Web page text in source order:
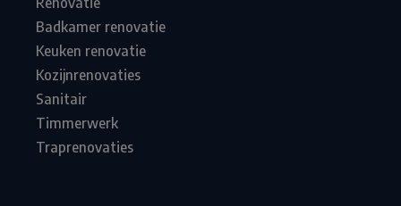
Badkamer renovatie
Keuken renovatie
Kozijnrenovaties
Sanitair
Timmerwerk
Traprenovaties